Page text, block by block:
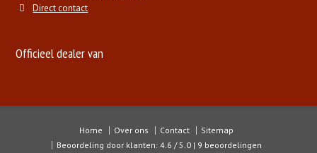
Direct contact
Officieel dealer van
Home Over ons Contact
Sitemap
Beoordeling door klanten: 4.6 / 5.0 | 9 beoordelingen